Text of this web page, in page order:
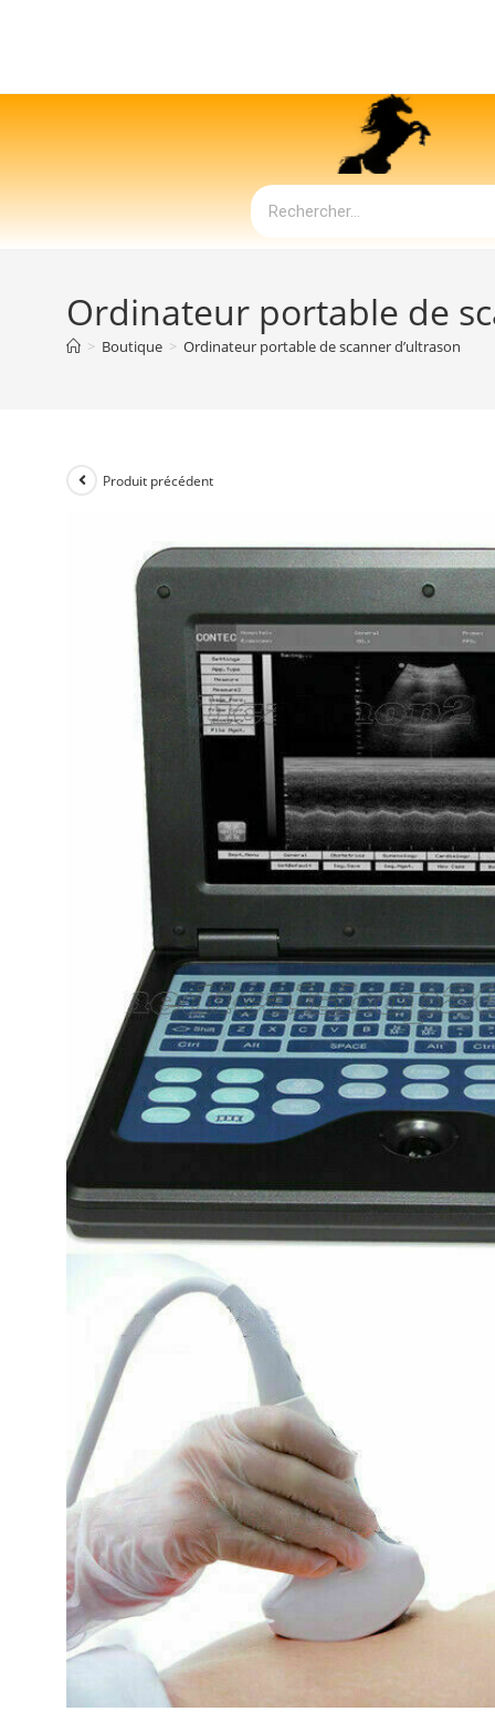
Ordinateur portable de
> Boutique > Ordinateur portable de scanner d’ultrason
Produit précédent